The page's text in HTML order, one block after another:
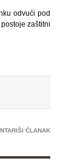
odvući pod
zaštitni
ČLANAK